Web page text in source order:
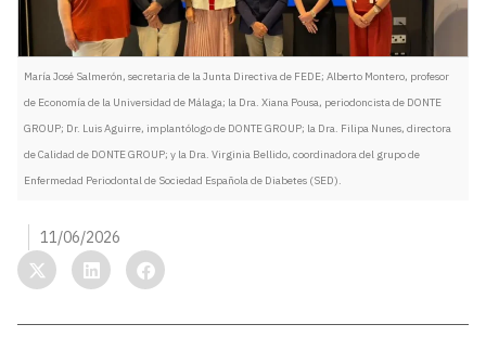
María José Salmerón, secretaria de la Junta Directiva de FEDE; Alberto Montero, profesor
de Economía de la Universidad de Málaga; la Dra. Xiana Pousa, periodoncista de DONTE
GROUP; Dr. Luis Aguirre, implantólogo de DONTE GROUP; la Dra. Filipa Nunes, directora
de Calidad de DONTE GROUP; y la Dra. Virginia Bellido, coordinadora del grupo de
Enfermedad Periodontal de Sociedad Española de Diabetes (SED).
11/06/2026